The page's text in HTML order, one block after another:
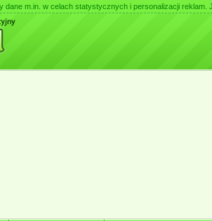
dane m.in. w celach statystycznych i personalizacji